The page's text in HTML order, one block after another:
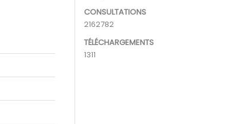
CONSULTATIONS
2162782
TÉLÉCHARGEMENTS
1311